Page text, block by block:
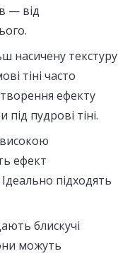
— від
насичену текстуру
тіні часто
ефекту
пудрові тіні.
високою
ефект
підходять
блискучі
можуть